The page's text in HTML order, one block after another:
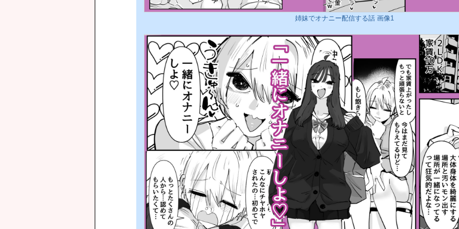
姉妹でオナニー配信する話 画像1